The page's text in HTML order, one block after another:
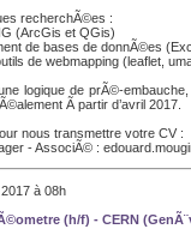
recherchÃ©es :
(ArcGis et QGis)
de bases de donnÃ©es
de webmapping (leaflet,
logique de prÃ©-
Ã partir d’avril 2017.
nous transmettre votre CV :
- AssociÃ© :
à 08h
(h/f) - CERN